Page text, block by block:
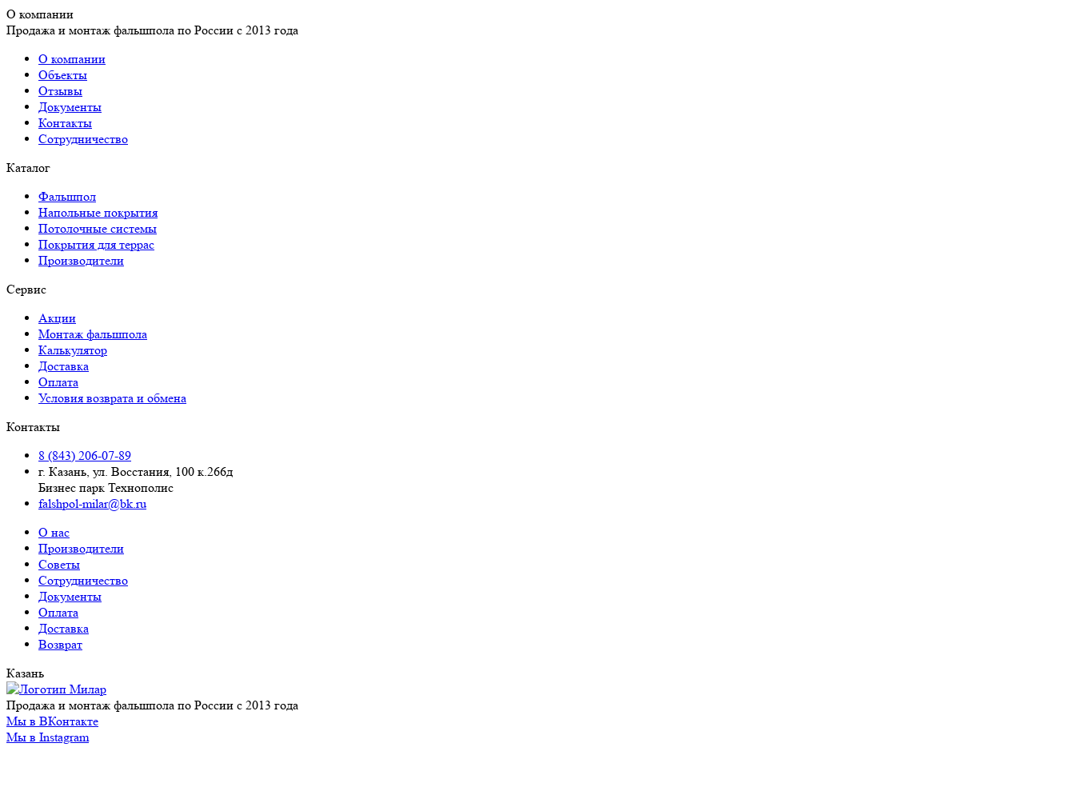
О компании
Продажа и монтаж фальшпола по России с 2013 года
О компании
Объекты
Отзывы
Документы
Контакты
Сотрудничество
Каталог
Фальшпол
Напольные покрытия
Потолочные системы
Покрытия для террас
Производители
Сервис
Акции
Монтаж фальшпола
Калькулятор
Доставка
Оплата
Условия возврата и обмена
Контакты
8 (843) 206-07-89
г. Казань, ул. Восстания, 100 к.266д
Бизнес парк Технополис
falshpol-milar@bk.ru
О нас
Производители
Советы
Сотрудничество
Документы
Оплата
Доставка
Возврат
Казань
Продажа и монтаж фальшпола по России с 2013 года
Мы в ВКонтакте
Мы в Instagram